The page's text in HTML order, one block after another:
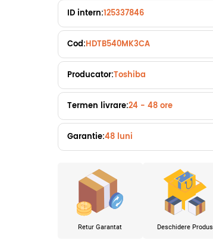
ID intern:125337846
Cod:HDTB540MK3CA
Producator:Toshiba
Termen livrare:24 - 48 ore
Garantie:48 luni
Retur Garantat Deschidere Produs